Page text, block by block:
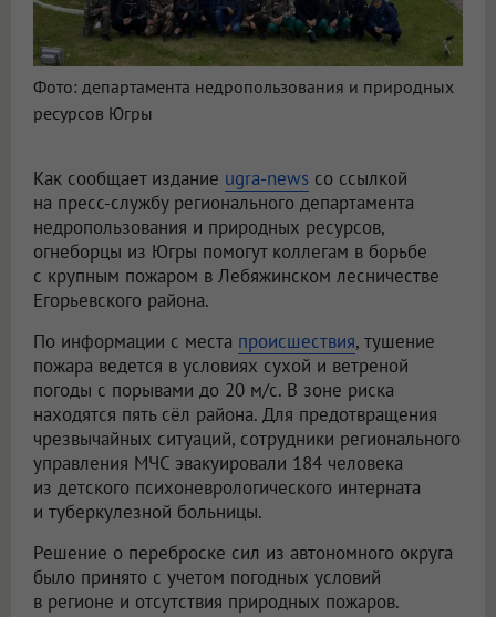
Фото: департамента недропользования и природных
ресурсов Югры
Как сообщает издание ugra-news со ссылкой
на пресс-службу регионального департамента
недропользования и природных ресурсов,
огнеборцы из Югры помогут коллегам в борьбе
с крупным пожаром в Лебяжинском лесничестве
Егорьевского района.
По информации с места происшествия, тушение
пожара ведется в условиях сухой и ветреной
погоды с порывами до 20 м/с. В зоне риска
находятся пять сёл района. Для предотвращения
чрезвычайных ситуаций, сотрудники регионального
управления МЧС эвакуировали 184 человека
из детского психоневрологического интерната
и туберкулезной больницы.
Решение о переброске сил из автономного округа
было принято с учетом погодных условий
в регионе и отсутствия природных пожаров.